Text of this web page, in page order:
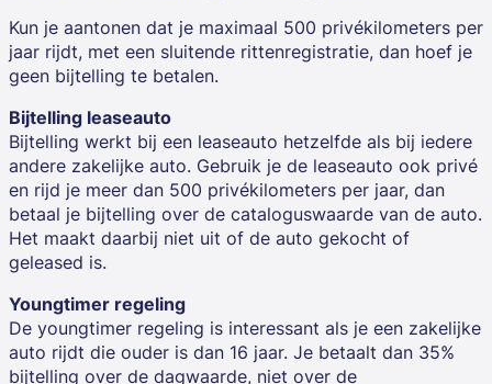
Kun je aantonen dat je maximaal 500 privékilometers per
jaar rijdt, met een sluitende rittenregistratie, dan hoef je
geen bijtelling te betalen.
Bijtelling leaseauto
Bijtelling werkt bij een leaseauto hetzelfde als bij iedere
andere zakelijke auto. Gebruik je de leaseauto ook privé
en rijd je meer dan 500 privékilometers per jaar, dan
betaal je bijtelling over de cataloguswaarde van de auto.
Het maakt daarbij niet uit of de auto gekocht of
geleased is.
Youngtimer regeling
De youngtimer regeling is interessant als je een zakelijke
auto rijdt die ouder is dan 16 jaar. Je betaalt dan 35%
bijtelling over de dagwaarde, niet over de